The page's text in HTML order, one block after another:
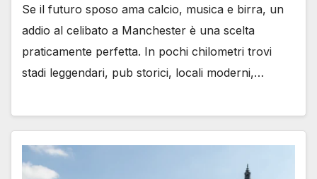
Se il futuro sposo ama calcio, musica e birra, un
addio al celibato a Manchester è una scelta
praticamente perfetta. In pochi chilometri trovi
stadi leggendari, pub storici, locali moderni,…